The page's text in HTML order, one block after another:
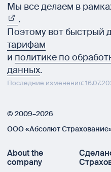
Мы все делаем в
.
Поэтому вот быстрый
тарифам
и политике по
данных.
Последние изменения:
© 2009–2026
ООО «Абсолют
About the
company